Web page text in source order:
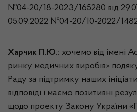
№04-20/18-2023/165280 від
05.09.2022 №04-20/10-2022/
Харчик П.Ю.: хочемо від імені
ринку медичних виробів»
Раду за підтримку наших
відповіді і маємо позитивні
щодо проекту Закону України